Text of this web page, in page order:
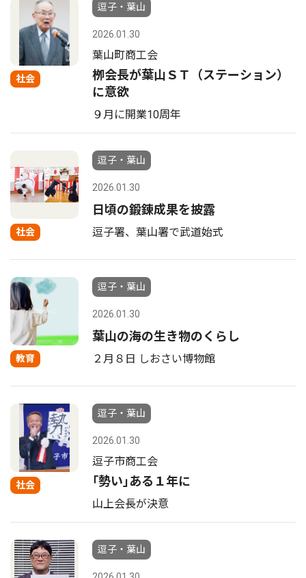
社会
逗子・葉山
2026.01.30
葉山町商工会
栁会長が葉山ＳＴ（ステーション）
に意欲
９月に開業10周年
社会
逗子・葉山
2026.01.30
日頃の鍛錬成果を披露
逗子署、葉山署で武道始式
教育
逗子・葉山
2026.01.30
葉山の海の生き物のくらし
２月８日 しおさい博物館
社会
逗子・葉山
2026.01.30
逗子市商工会
｢勢い｣ある１年に
山上会長が決意
逗子・葉山